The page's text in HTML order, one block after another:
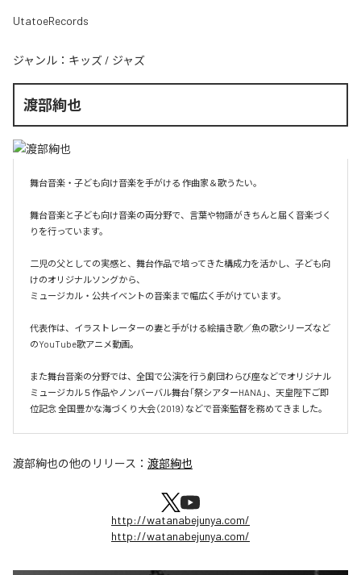
UtatoeRecords
ジャンル： キッズ / ジャズ
渡部絢也
舞台音楽・子ども向け音楽を手がける 作曲家＆歌うたい。
舞台音楽と子ども向け音楽の両分野で、言葉や物語がきちんと届く音楽づく
りを行っています。
二児の父としての実感と、舞台作品で培ってきた構成力を活かし、子ども向
けのオリジナルソングから、
ミュージカル・公共イベントの音楽まで幅広く手がけています。
代表作は、イラストレーターの妻と手がける絵描き歌／魚の歌シリーズなど
のYouTube歌アニメ動画。
また舞台音楽の分野では、全国で公演を行う劇団わらび座などでオリジナル
ミュージカル５作品やノンバーバル舞台「祭シアターHANA」、天皇陛下ご即
位記念 全国豊かな海づくり大会（2019）などで音楽監督を務めてきました。
渡部絢也の他のリリース： 渡部絢也
http://watanabejunya.com/
http://watanabejunya.com/